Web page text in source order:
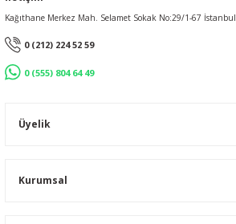
Kağıthane Merkez Mah. Selamet Sokak No:29/1-67 İstanbul
0 (212) 224 52 59
0 (555) 804 64 49
Üyelik
Kurumsal